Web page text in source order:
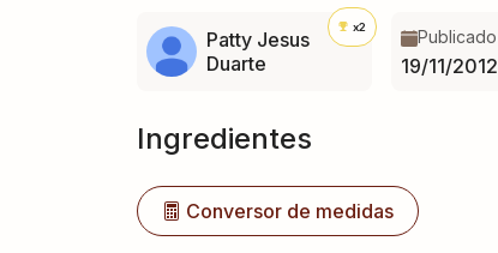
Patty Jesus
Duarte
x2 Publicado
19/11/2012
Ingredientes
Conversor de medidas